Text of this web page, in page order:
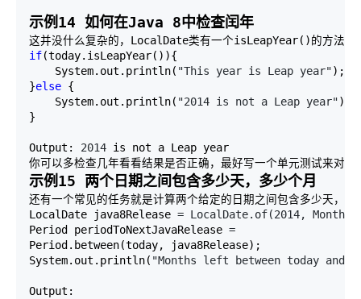
示例14 如何在Java 8中检查闰年
if(today.isLeapYear()){
    System.out.println(
"This year is Leap year");
}else {
    System.out.println(
"2014 is not a Leap year");
}
Output: 2014 is not a Leap year
你可以多检查几年看看结果是否正确，最好写一个单元测试来对
示例15 两个日期之间包含多少天，多少个月
还有一个常见的任务就是计算两个给定的日期之间包含多少天
LocalDate java8Release = LocalDate.of(2014,
Period periodToNextJavaRelease =
Period.between(today, java8Release);
System.out.println( "Months left between today and
Output: